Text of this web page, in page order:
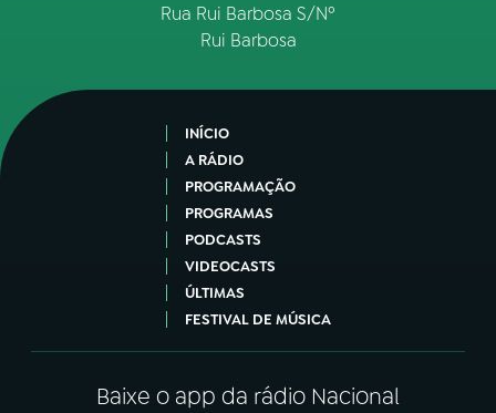
Rua Rui Barbosa S/Nº
Rui Barbosa
INÍCIO
A RÁDIO
PROGRAMAÇÃO
PROGRAMAS
PODCASTS
VIDEOCASTS
ÚLTIMAS
FESTIVAL DE MÚSICA
Baixe o app da rádio Nacional